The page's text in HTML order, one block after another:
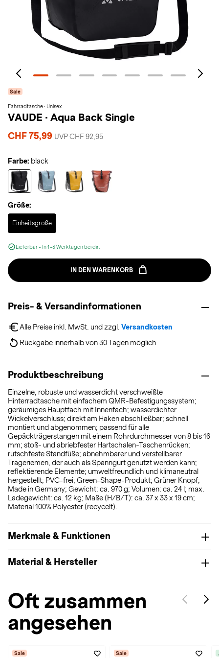
Sale
Fahrradtasche · Unisex
VAUDE · Aqua Back Single
CHF 75,99 UVP CHF 92,95
Farbe: black
Größe:
Einheitsgröße
Selected
Lieferbar - In 1-3 Werktagen bei dir.
IN DEN WARENKORB
Preis- & Versandinformationen
Alle Preise inkl. MwSt. und zzgl. Versandkosten
Rückgabe innerhalb von 30 Tagen möglich
Produktbeschreibung
Einzelne, robuste und wasserdicht verschweißte
Hinterradtasche mit einfachem QMR-Befestigungssystem;
geräumiges Hauptfach mit Innenfach; wasserdichter
Wickelverschluss; direkt am Haken abschließbar; schnell
montiert und abgenommen; passend für alle
Gepäckträgerstangen mit einem Rohrdurchmesser von 8 bis 16
mm; stoß- und abriebfester Hartschalen-Taschenrücken;
rutschfeste Standfüße; abnehmbarer und verstellbarer
Trageriemen, der auch als Spanngurt genutzt werden kann;
reflektierende Elemente; umweltfreundlich und klimaneutral
hergestellt; PVC-frei; Green-Shape-Produkt; Grüner Knopf;
Made in Germany; Gewicht: ca. 970 g; Volumen: ca. 24 l; max.
Ladegewicht: ca. 12 kg; Maße (H/B/T): ca. 37 x 33 x 19 cm;
Material 100% Polyester (recycelt).
Merkmale & Funktionen
Material & Hersteller
Oft zusammen
angesehen
Sale Sale